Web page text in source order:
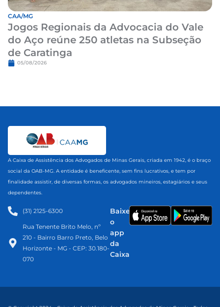
CAA/MG
Jogos Regionais da Advocacia do Vale
do Aço reúne 250 atletas na Subseção
de Caratinga
05/08/2026
A Caixa de Assistência dos Advogados de Minas Gerais, criada em 1942, é o braço
social da OAB-MG. A entidade é beneficente, sem fins lucrativos, e tem por
finalidade assistir, de diversas formas, os advogados mineiros, estagiários e seus
dependentes.
(31) 2125-6300​
Rua Tenente Brito Melo, nº
210 - Bairro Barro Preto, Belo
Horizonte - MG - CEP: 30.180-
070
Baixe
o
app
da
Caixa